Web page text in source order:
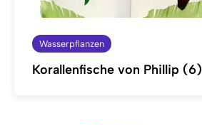
Wasserpflanzen
Korallenfische von Phillip (6)